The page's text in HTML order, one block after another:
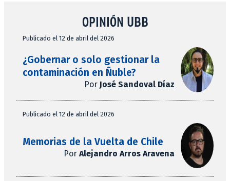
OPINIÓN UBB
Publicado el 12 de abril del 2026
¿Gobernar o solo gestionar la
contaminación en Ñuble?
Por José Sandoval Díaz
Publicado el 12 de abril del 2026
Memorias de la Vuelta de Chile
Por Alejandro Arros Aravena